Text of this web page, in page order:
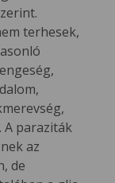
terhesek,
A paraziták
az
de